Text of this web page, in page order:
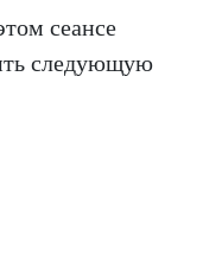
сеансе
следующую